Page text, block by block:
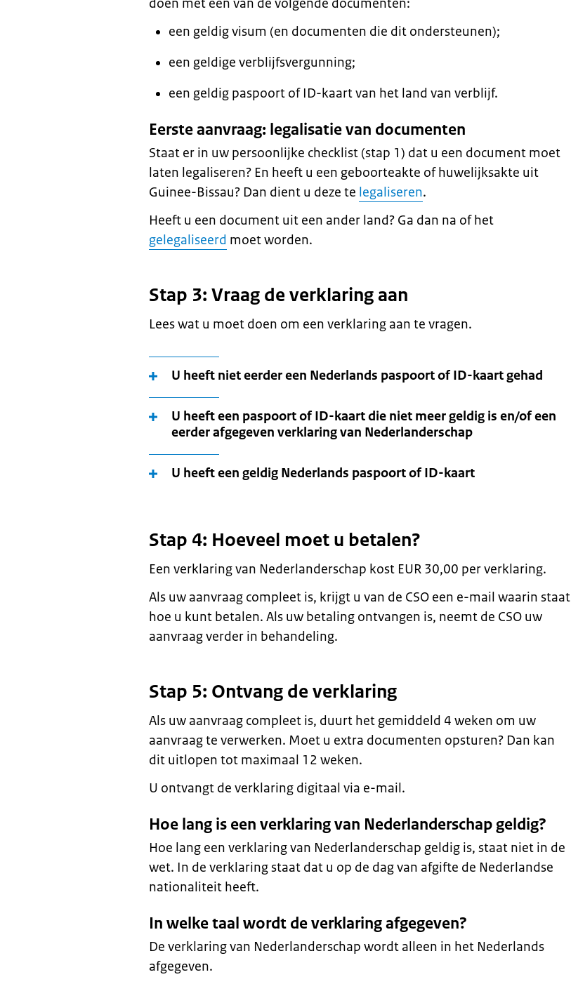
doen met één van de volgende documenten:
een geldig visum (en documenten die dit ondersteunen);
een geldige verblijfsvergunning;
een geldig paspoort of ID-kaart van het land van verblijf.
Eerste aanvraag: legalisatie van documenten
Staat er in uw persoonlijke checklist (stap 1) dat u een document moet
laten legaliseren? En heeft u een geboorteakte of huwelijksakte uit
Guinee-Bissau? Dan dient u deze te legaliseren.
Heeft u een document uit een ander land? Ga dan na of het
gelegaliseerd moet worden.
Stap 3: Vraag de verklaring aan
Lees wat u moet doen om een verklaring aan te vragen.
U heeft niet eerder een Nederlands paspoort of ID-kaart gehad
U heeft een paspoort of ID-kaart die niet meer geldig is en/of een
eerder afgegeven verklaring van Nederlanderschap
U heeft een geldig Nederlands paspoort of ID-kaart
Stap 4: Hoeveel moet u betalen?
Een verklaring van Nederlanderschap kost EUR 30,00 per verklaring.
Als uw aanvraag compleet is, krijgt u van de CSO een e-mail waarin staat
hoe u kunt betalen. Als uw betaling ontvangen is, neemt de CSO uw
aanvraag verder in behandeling.
Stap 5: Ontvang de verklaring
Als uw aanvraag compleet is, duurt het gemiddeld 4 weken om uw
aanvraag te verwerken. Moet u extra documenten opsturen? Dan kan
dit uitlopen tot maximaal 12 weken.
U ontvangt de verklaring digitaal via e-mail.
Hoe lang is een verklaring van Nederlanderschap geldig?
Hoe lang een verklaring van Nederlanderschap geldig is, staat niet in de
wet. In de verklaring staat dat u op de dag van afgifte de Nederlandse
nationaliteit heeft.
In welke taal wordt de verklaring afgegeven?
De verklaring van Nederlanderschap wordt alleen in het Nederlands
afgegeven.